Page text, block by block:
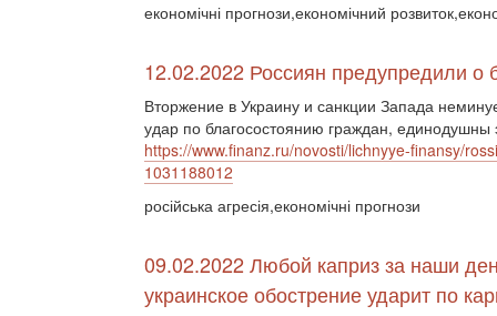
економічні прогнози,економічний
12.02.2022 Россиян предупредили о
Вторжение в Украину и санкции Запада
удар по благосостоянию граждан, единодушны
https://www.finanz.ru/novosti/lichnyye-finansy/
1031188012
російська агресія,економічні прогнози
09.02.2022 Любой каприз за наши
украинское обострение ударит по